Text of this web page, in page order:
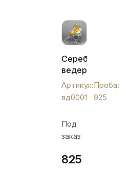
Серебряное
ведерко
для
льда
«Карета»,
Артикул:
вд0001
Проба:
925
Под
заказ
825